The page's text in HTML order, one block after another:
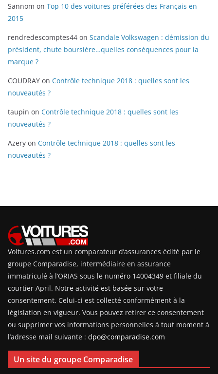
Sannom on Top 10 des voitures préférées des Français en
2015
rendredescomptes44 on Scandale Volkswagen : démission du
président, chute boursière…quelles conséquences pour la
marque ?
COUDRAY on Contrôle technique 2018 : quelles sont les
nouveautés ?
taupin on Contrôle technique 2018 : quelles sont les
nouveautés ?
Azery on Contrôle technique 2018 : quelles sont les
nouveautés ?
Voitures.com est un comparateur d’assurances édité par le
groupe Comparadise, intermédiaire en assurance
immatriculé à l’ORIAS sous le numéro 14004349 et filiale du
courtier April. Notre activité est basée sur votre
consentement. Celui-ci est collecté conformément à la
législation en vigueur. Vous pouvez retirer ce consentement
ou supprimer vos informations personnelles à tout moment à
l’adresse mail suivante : dpo@comparadise.com
Un site du groupe Comparadise